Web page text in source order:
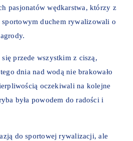
pasjonatów wędkarstwa, którzy z
duchem rywalizowali o
przede wszystkim z ciszą,
dnia nad wodą nie brakowało
oczekiwali na kolejne
była powodem do radości i
do sportowej rywalizacji, ale